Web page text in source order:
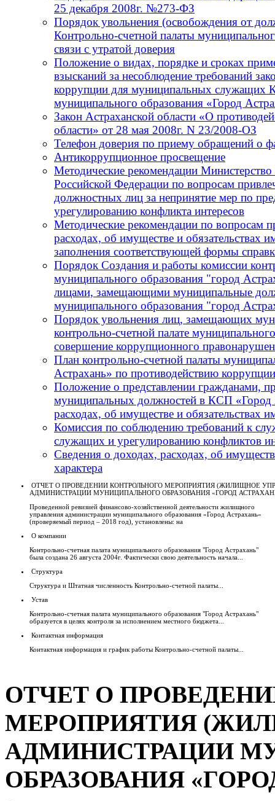
25 декабря 2008г. №273-ФЗ
Порядок увольнения (освобождения от
Контрольно-счетной палаты
связи с утратой доверия
Положение о видах, порядке и сроках
взысканий за несоблюдение требований
коррупции для муниципальных служащих
муниципального образования «Город
Закон Астраханской области «О
области» от 28 мая 2008г. N 23/2008-ОЗ
Телефон доверия по приему обращений о
Антикоррупционное просвещение
Методические рекомендации
Российской Федерации по вопросам
должностных лиц за непринятие мер по
урегулированию конфликта интересов
Методические рекомендации по вопросам
расходах, об имуществе и обязательствах
заполнения соответствующей формы
Порядок Создания и работы комиссии
муниципального образования "город
лицами, замещающими муниципальные
муниципального образования "город
Порядок увольнения лиц, замещающих
контрольно-счетной палате
совершение коррупционного
План контрольно-счетной палаты
Астрахань» по противодействию
Положение о представлении гражданами,
муниципальных должностей в КСП «Город
расходах, об имуществе и обязательствах
Комиссия по соблюдению требований к
служащих и урегулированию конфликтов
Сведения о доходах, расходах, об
характера
ОТЧЕТ О ПРОВЕДЕНИИ КОНТРОЛЬНОГО МЕРОПРИЯТИЯ (ЖИЛИЩНОЕ
АДМИНИСТРАЦИИ МУНИЦИПАЛЬНОГО ОБРАЗОВАНИЯ «ГОРОД
Проведенной ревизией финансово-хозяйственной деятельности жилищного
управления администрации муниципального образования «Город Астрахань»
(проверяемый период – 2018 год), установлены: на
О компании
Контрольно-счетная палата муниципального образования "Город Астрахань"
была создана 26 августа 2004г. Фактически свою деятельность начала...
Структура
Структура и Штатная численность Контрольно-счетной палаты...
Устав
Контрольно-счетная палата муниципального образования "Город Астрахань"
образуется в целях контроля за исполнением местного бюджета...
Контактная информация
Контактная информация и график работы Контрольно-счетной палаты...
ОТЧЕТ О
МЕРОПРИЯТИЯ
АДМИНИСТРАЦИИ
ОБРАЗОВАНИЯ